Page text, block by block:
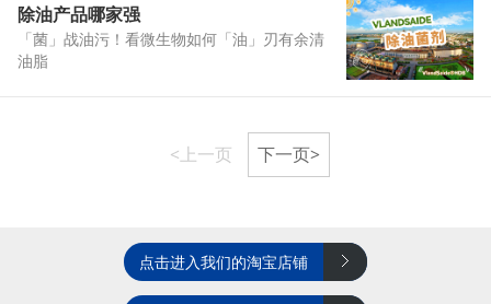
除油产品哪家强
「菌」战油污！看微生物如何「油」刃有余清
油脂
<上一页 下一页>
点击进入我们的淘宝店铺